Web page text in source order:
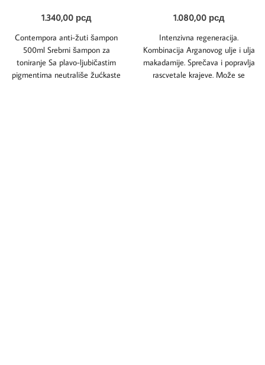
1.340,00 рсд
Contempora anti-žuti šampon
500ml Srebrni šampon za
toniranje Sa plavo-ljubičastim
pigmentima neutrališe žućkaste
1.080,00 рсд
Intenzivna regeneracija.
Kombinacija Arganovog ulje i ulja
makadamije. Sprečava i popravlja
rascvetale krajeve. Može se